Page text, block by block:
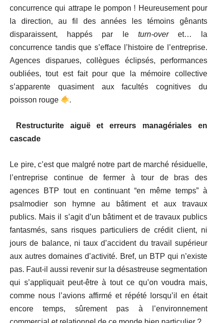
concurrence qui attrape le pompon ! Heureusement pour
la direction, au fil des années les témoins gênants
disparaissent, happés par le turn-overet… la
concurrence tandis que s’efface l’histoire de l’entreprise.
Agences disparues, collègues éclipsés, performances
oubliées, tout est fait pour que la mémoire collective
s’apparente quasiment aux facultés cognitives du
poisson rouge
.
Restructurite aiguë et erreurs managériales en
cascade
Le pire, c’est que malgré notre part de marché résiduelle,
l’entreprise continue de fermer à tour de bras des
agences BTP tout en continuant “en même temps” à
psalmodier son hymne au bâtiment et aux travaux
publics. Mais il s’agit d’un bâtiment et de travaux publics
fantasmés, sans risques particuliers de crédit client, ni
jours de balance, ni taux d’accident du travail supérieur
aux autres domaines d’activité. Bref, un BTP qui n’existe
pas. Faut-il aussi revenir sur la désastreuse segmentation
qui s’appliquait peut-être à tout ce qu’on voudra mais,
comme nous l’avions affirmé et répété lorsqu’il en était
encore temps, sûrement pas à l’environnement